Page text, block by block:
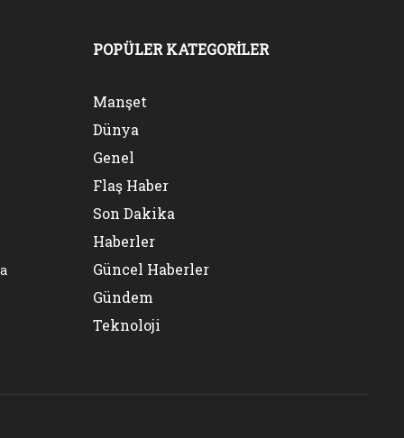
POPÜLER KATEGORİLER
Manşet
Dünya
Genel
Flaş Haber
Son Dakika
Haberler
Güncel Haberler
Gündem
Teknoloji